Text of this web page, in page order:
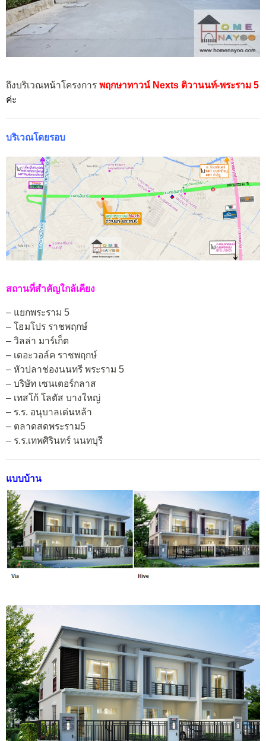
ถึงบริเวณหน้าโครงการ พฤกษาทาวน์ Nexts ติวานนท์-พระราม 5
ค่ะ
บริเวณโดยรอบ
สถานที่สำคัญใกล้เคียง
– แยกพระราม 5
– โฮมโปร ราชพฤกษ์
– วิลล่า มาร์เก็ต
– เดอะวอล์ค ราชพฤกษ์
– หัวปลาช่องนนทรี พระราม 5
– บริษัท เซนเตอร์กลาส
– เทสโก้ โลตัส บางใหญ่
– ร.ร. อนุบาลเด่นหล้า
– ตลาดสดพระราม5
– ร.ร.เทพศิรินทร์ นนทบุรี
แบบบ้าน